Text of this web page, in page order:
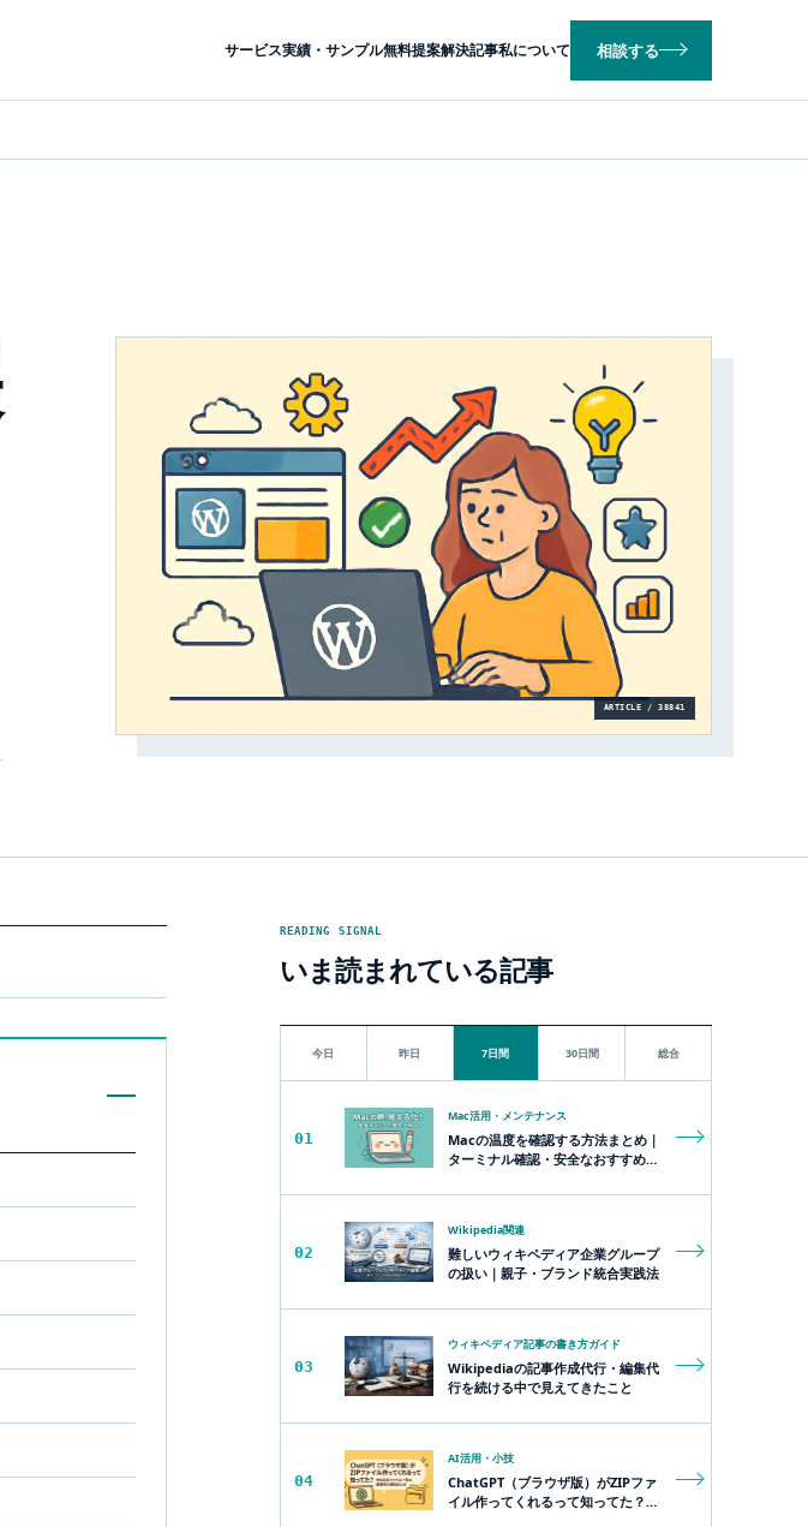
サービス実績・サンプル無料提案解決記事私について 相談する
ARTICLE / 38841
READING SIGNAL
いま読まれている記事
今日 昨日 7日間 30日間 総合
01
Mac活用・メンテナンス
Macの温度を確認する方法まとめ｜
ターミナル確認・安全なおすすめツ
02
Wikipedia関連
難しいウィキペディア企業グループ
の扱い｜親子・ブランド統合実践法
03
ウィキペディア記事の書き方ガイド
Wikipediaの記事作成代行・編集代
行を続ける中で見えてきたこと
04
AI活用・小技
ChatGPT（ブラウザ版）がZIPファ
イル作ってくれるって知ってた？作